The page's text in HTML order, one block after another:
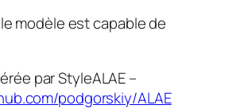
modèle est capable de
par StyleALAE –
podgorskiy/ALAE